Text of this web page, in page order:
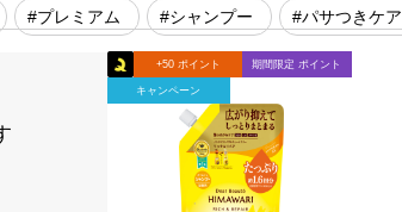
#プレミアム #シャンプー #パサつきケア
+50 ポイント 期間限定 ポイント
キャンペーン